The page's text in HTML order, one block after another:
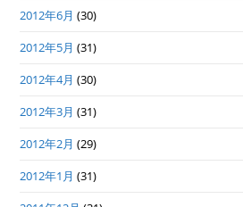
2012年6月 (30)
2012年5月 (31)
2012年4月 (30)
2012年3月 (31)
2012年2月 (29)
2012年1月 (31)